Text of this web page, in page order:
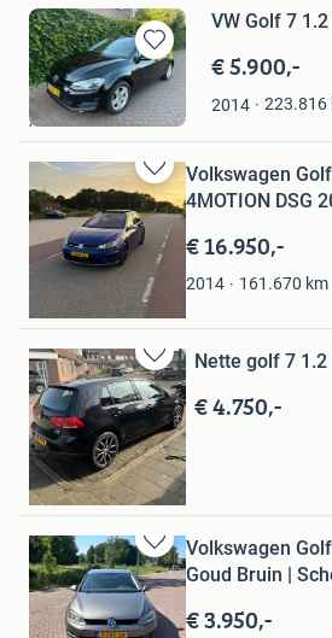
Bewaren
in
Mijn
Favorieten
VW Golf 7
€ 5.900,-
2014 223.816
Willemijn
Alkmaar
Bewaren
in
Mijn
Favorieten
Volkswagen
4MOTION DSG
€ 16.950,-
2014 161.670 km
Gertwin
Ederveen
Bewaren
in
Mijn
Favorieten
Nette golf 7
€ 4.750,-
Ed
's-Hertogenbosch
Bewaren
in
Mijn
Favorieten
Volkswagen
Goud Bruin |
€ 3.950,-